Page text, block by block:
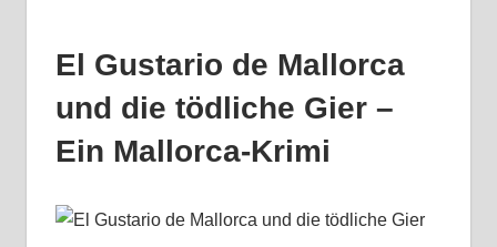
El Gustario de Mallorca
und die tödliche Gier –
Ein Mallorca-Krimi